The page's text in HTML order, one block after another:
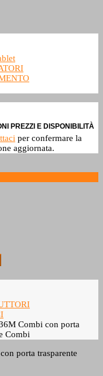
PREZZI E DISPONIBILITÀ
per confermare la
aggiornata.
Combi con porta
Combi